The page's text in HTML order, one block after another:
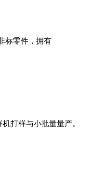
标零件，拥有
打样与小批量量产。